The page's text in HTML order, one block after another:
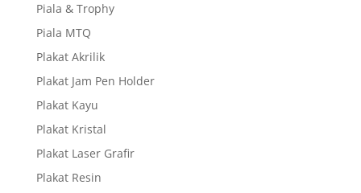
Piala & Trophy
Piala MTQ
Plakat Akrilik
Plakat Jam Pen Holder
Plakat Kayu
Plakat Kristal
Plakat Laser Grafir
Plakat Resin